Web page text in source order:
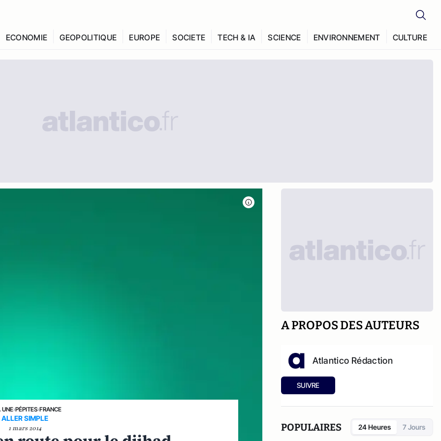
ECONOMIE GEOPOLITIQUE EUROPE SOCIETE TECH & IA SCIENCE ENVIRONNEMENT CULTURE
UNE›PÉPITES›FRANCE
ALLER SIMPLE
1 mars 2014
A PROPOS DES AUTEURS
Atlantico Rédaction
SUIVRE
POPULAIRES 24 Heures 7 Jours